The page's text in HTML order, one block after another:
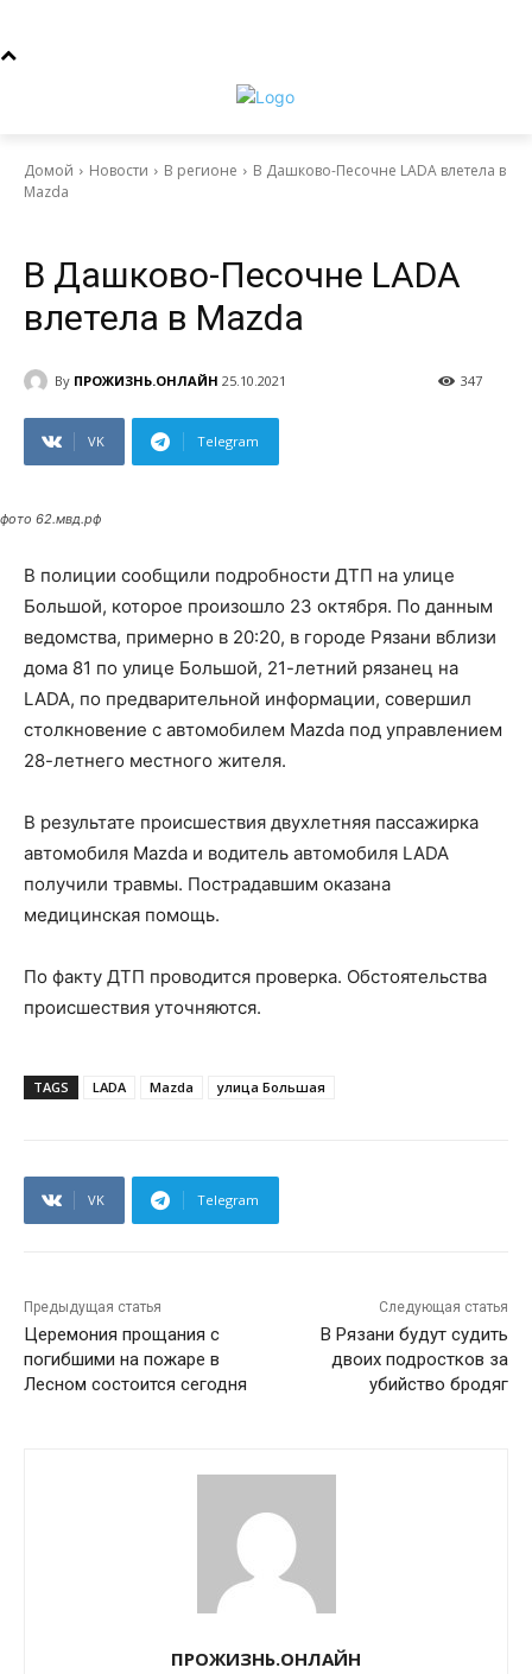
Домой Новости В регионе
В Дашково-Песочне LADA влетела в
Mazda
В Дашково-Песочне LADA
влетела в Mazda
By ПРОЖИЗНЬ.ОНЛАЙН 25.10.2021 347
VK Telegram
фото 62.мвд.рф
В полиции сообщили подробности ДТП на улице
Большой, которое произошло 23 октября. По данным
ведомства, примерно в 20:20, в городе Рязани вблизи
дома 81 по улице Большой, 21-летний рязанец на
LADA, по предварительной информации, совершил
столкновение с автомобилем Mazda под управлением
28-летнего местного жителя.
В результате происшествия двухлетняя пассажирка
автомобиля Mazda и водитель автомобиля LADA
получили травмы. Пострадавшим оказана
медицинская помощь.
По факту ДТП проводится проверка. Обстоятельства
происшествия уточняются.
TAGS LADA Mazda улица Большая
VK Telegram
Предыдущая статья
Церемония прощания с
погибшими на пожаре в
Лесном состоится сегодня
Следующая статья
В Рязани будут судить
двоих подростков за
убийство бродяг
ПРОЖИЗНЬ.ОНЛАЙН